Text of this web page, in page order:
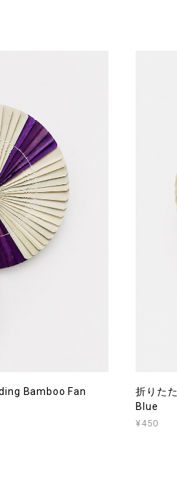
Bamboo Fan
折りた
Blue
¥450